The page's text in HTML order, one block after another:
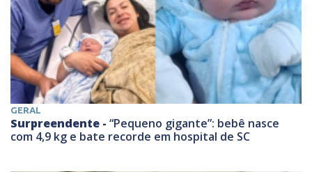
GERAL
Surpreendente - “Pequeno gigante”: bebê nasce
com 4,9 kg e bate recorde em hospital de SC